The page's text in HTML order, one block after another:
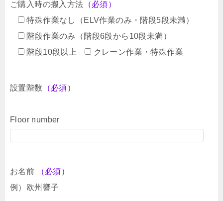
ご購入時の搬入方法 （必須）
特殊作業なし（ELV作業のみ・階段5段未満）
階段作業のみ（階段6段から10段未満）
階段10段以上
クレーン作業・特殊作業
設置階数 （必須）
Floor number
お名前
（必須）
例）欧州響子